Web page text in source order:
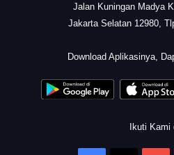
Jalan Kuningan Madya
Jakarta Selatan 12980,
Download Aplikasinya,
Ikuti Kami